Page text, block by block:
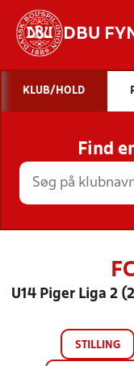
DBU
KLUB/HOLD
Find
U14 Piger Liga 2
STILLING